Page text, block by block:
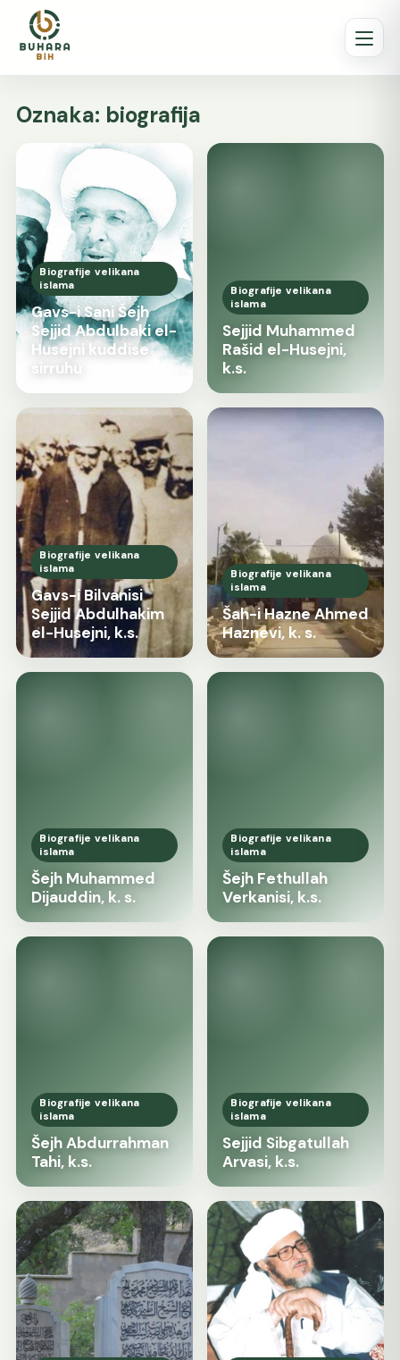
Oznaka: biografija
Biografije velikana
islama
Gavs-i Sani Šejh
Sejjid Abdulbaki el-
Husejni kuddise
sirruhu
Biografije velikana
islama
Sejjid Muhammed
Rašid el-Husejni,
k.s.
Biografije velikana
islama
Gavs-i Bilvanisi
Sejjid Abdulhakim
el-Husejni, k.s.
Biografije velikana
islama
Šah-i Hazne Ahmed
Haznevi, k. s.
Biografije velikana
islama
Šejh Muhammed
Dijauddin, k. s.
Biografije velikana
islama
Šejh Fethullah
Verkanisi, k.s.
Biografije velikana
islama
Šejh Abdurrahman
Tahi, k.s.
Biografije velikana
islama
Sejjid Sibgatullah
Arvasi, k.s.